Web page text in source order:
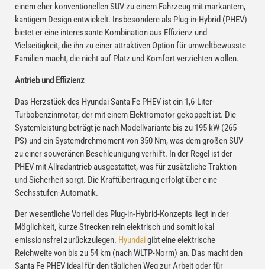
einem eher konventionellen SUV zu einem Fahrzeug mit markantem,
kantigem Design entwickelt. Insbesondere als Plug-in-Hybrid (PHEV)
bietet er eine interessante Kombination aus Effizienz und
Vielseitigkeit, die ihn zu einer attraktiven Option für umweltbewusste
Familien macht, die nicht auf Platz und Komfort verzichten wollen.
Antrieb und Effizienz
Das Herzstück des Hyundai Santa Fe PHEV ist ein 1,6-Liter-
Turbobenzinmotor, der mit einem Elektromotor gekoppelt ist. Die
Systemleistung beträgt je nach Modellvariante bis zu 195 kW (265
PS) und ein Systemdrehmoment von 350 Nm, was dem großen SUV
zu einer souveränen Beschleunigung verhilft. In der Regel ist der
PHEV mit Allradantrieb ausgestattet, was für zusätzliche Traktion
und Sicherheit sorgt. Die Kraftübertragung erfolgt über eine
Sechsstufen-Automatik.
Der wesentliche Vorteil des Plug-in-Hybrid-Konzepts liegt in der
Möglichkeit, kurze Strecken rein elektrisch und somit lokal
emissionsfrei zurückzulegen. Hyundaigibt eine elektrische
Reichweite von bis zu 54 km (nach WLTP-Norm) an. Das macht den
Santa Fe PHEV ideal für den täglichen Weg zur Arbeit oder für